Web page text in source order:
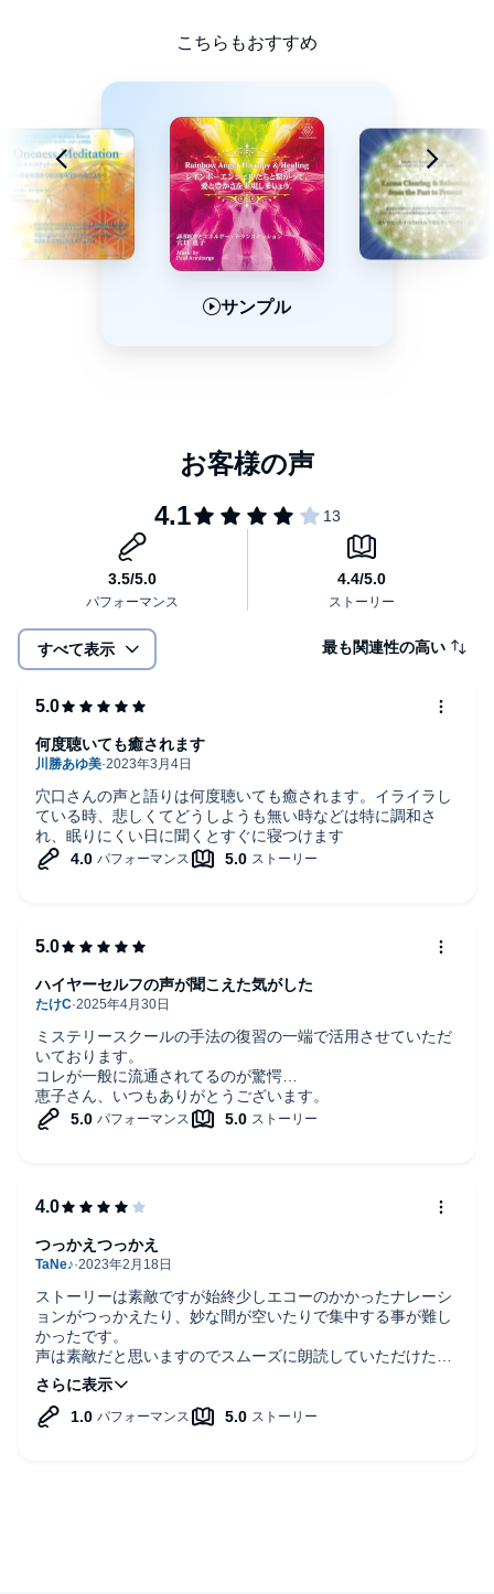
ヒーリング＆誘導瞑想 穴口 恵子
All right Reserved.music by Paul Amitageart work
こちらもおすすめ
サンプル
すべて表示 最も関連性の高い
穴口さんの声と語りは何度聴いても癒されます。イライラし
ている時、悲しくてどうしようも無い時などは特に調和さ
れ、眠りにくい日に聞くとすぐに寝つけます
何度聴いても癒されます
ミステリースクールの手法の復習の一端で活用させていただ
いております。
コレが一般に流通されてるのが驚愕…
恵子さん、いつもありがとうございます。
ハイヤーセルフの声が聞こえた気がした
ストーリーは素敵ですが始終少しエコーのかかったナレーシ
ョンがつっかえたり、妙な間が空いたりで集中する事が難し
かったです。
声は素敵だと思いますのでスムーズに朗読していただけたら
最高です。
つっかえつっかえ